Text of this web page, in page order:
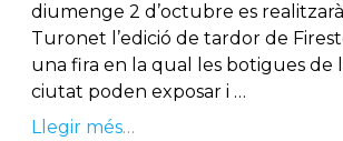
diumenge 2 d’octubre es
Turonet l’edició de tardor de
una fira en la qual les botigues de
ciutat poden exposar i …
Llegir més…